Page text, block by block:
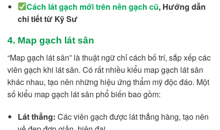
Cách lát gạch mới trên nền gạch cũ, Hướng dẫn
chi tiết từ Kỹ Sư
4. Map gạch lát sân
“Map gạch lát sân” là thuật ngữ chỉ cách bố trí, sắp xếp các
viên gạch khi lát sân. Có rất nhiều kiểu map gạch lát sân
khác nhau, tạo nên những hiệu ứng thẩm mỹ độc đáo. Một
số kiểu map gạch lát sân phổ biến bao gồm:
Lát thẳng: Các viên gạch được lát thẳng hàng, tạo nên